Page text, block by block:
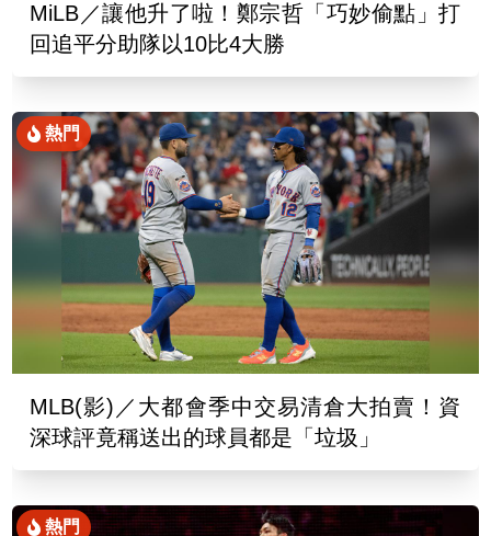
MiLB／讓他升了啦！鄭宗哲「巧妙偷點」打
回追平分助隊以10比4大勝
熱門
MLB(影)／大都會季中交易清倉大拍賣！資
深球評竟稱送出的球員都是「垃圾」
熱門